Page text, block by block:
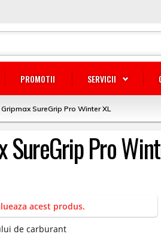
PROMOTII SERVICII
SureGrip Pro Winter XL
Pro
acest produs.